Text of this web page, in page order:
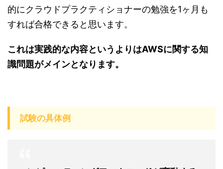
的にクラウドプラクティショナーの勉強を1ヶ月も
すれば合格できると思います。
これは実践的な内容というよりはAWSに関する知
識問題がメインとなります。
試験の具体例